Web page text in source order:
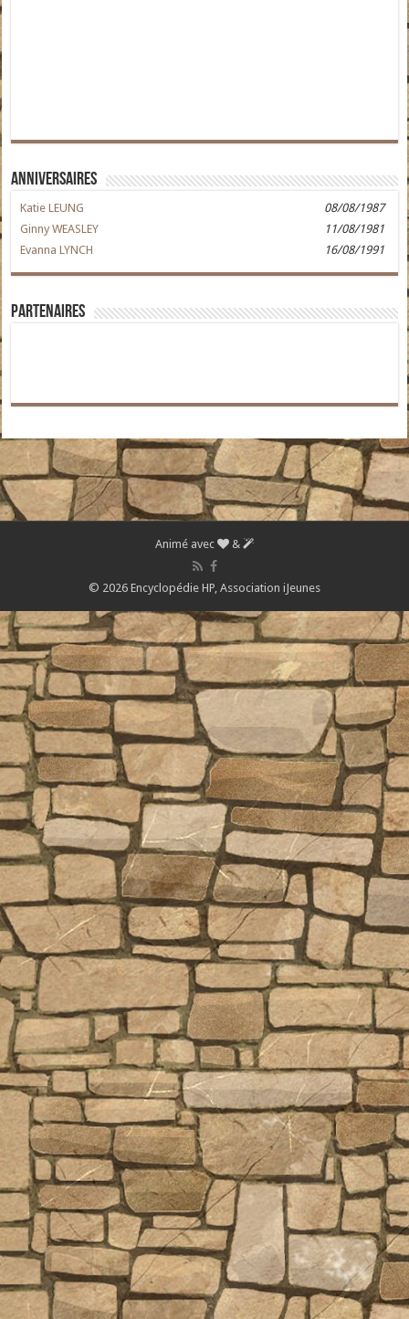
Anniversaires
Katie LEUNG
08/08/1987
Ginny WEASLEY
11/08/1981
Evanna LYNCH
16/08/1991
Partenaires
Animé avec &
© 2026 Encyclopédie HP, Association iJeunes